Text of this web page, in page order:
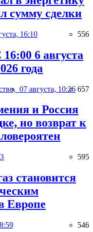
сумму сделки
16:10 556
6 августа
года
07 августа, 10:26 657
и Россия
но возврат к
595
становится
Европе
546